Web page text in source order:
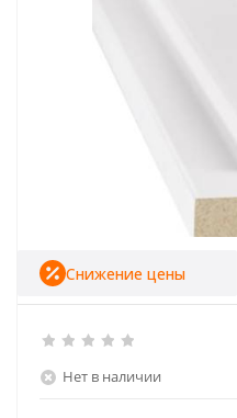
Нет в наличии
Снижение цены